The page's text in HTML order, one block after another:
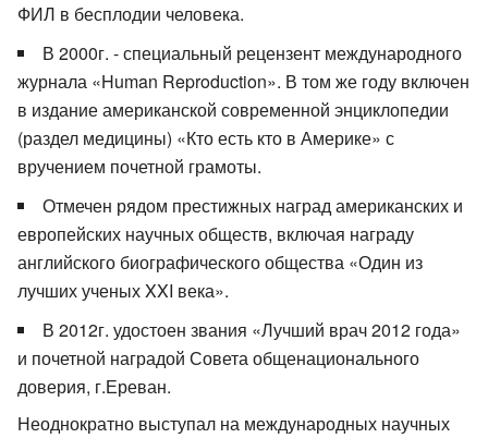
ФИЛ в бесплодии человека.
В 2000г. - специальный рецензент международного
журнала «Human Reproduction». В том же году включен
в издание американской современной энциклопедии
(раздел медицины) «Кто есть кто в Америке» с
вручением почетной грамоты.
Отмечен рядом престижных наград американских и
европейских научных обществ, включая награду
английского биографического общества «Один из
лучших ученых XXI века».
В 2012г. удостоен звания «Лучший врач 2012 года»
и почетной наградой Совета общенационального
доверия, г.Ереван.
Неоднократно выступал на международных научных